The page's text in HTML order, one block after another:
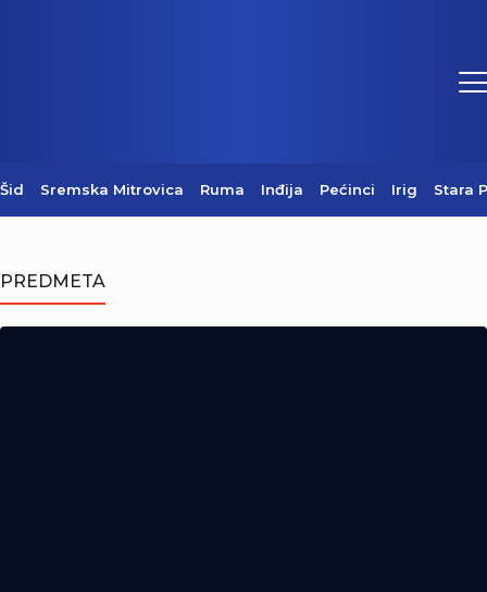
Šid Sremska Mitrovica Ruma Inđija Pećinci Irig Stara
PREDMETA